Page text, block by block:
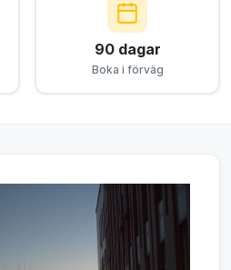
90 dagar
Boka i förväg